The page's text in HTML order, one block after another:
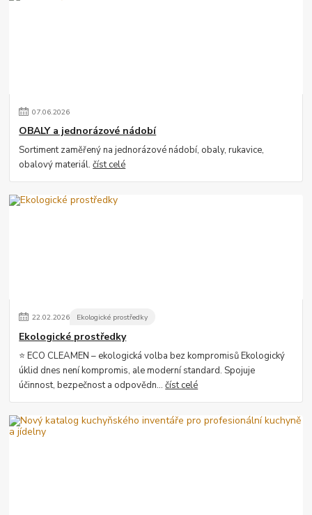
07.06.2026
OBALY a jednorázové nádobí
Sortiment zaměřený na jednorázové nádobí, obaly, rukavice,
obalový materiál.číst celé
22.02.2026 Ekologické prostředky
Ekologické prostředky
⭐ ECO CLEAMEN – ekologická volba bez kompromisů Ekologický
úklid dnes není kompromis, ale moderní standard. Spojuje
účinnost, bezpečnost a odpovědn...číst celé